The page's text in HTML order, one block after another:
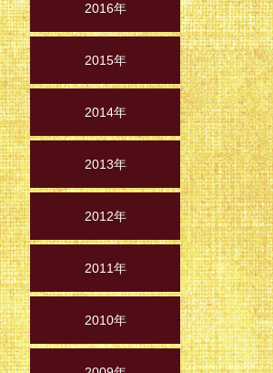
2016年
2015年
2014年
2013年
2012年
2011年
2010年